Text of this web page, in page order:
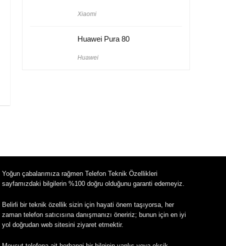
Xiaomi
Huawei Pura 80
Huawei
Yoğun çabalarımıza rağmen Telefon Teknik Özellikleri
sayfamızdaki bilgilerin %100 doğru olduğunu garanti edemeyiz.
Belirli bir teknik özellik sizin için hayati önem taşıyorsa, her
zaman telefon satıcısına danışmanızı öneririz; bunun için en iyi
yol doğrudan web sitesini ziyaret etmektir.